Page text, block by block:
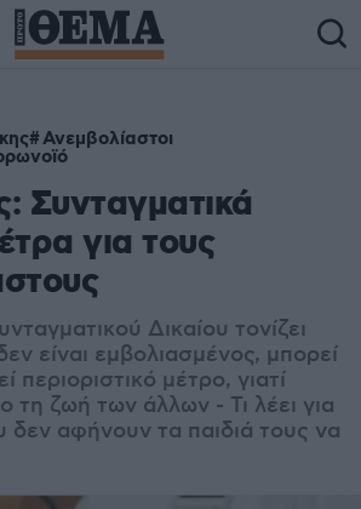
Ανεμβολίαστοι
Συνταγματικά
για τους
Δικαίου τονίζει
είναι εμβολιασμένος, μπορεί
περιοριστικό μέτρο, γιατί
τη ζωή των άλλων - Τι λέει για
δεν αφήνουν τα παιδιά τους να